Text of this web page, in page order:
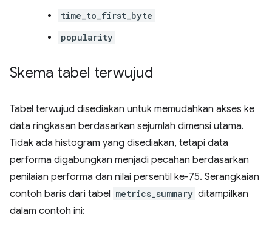
time_to_first_byte
popularity
Skema tabel terwujud
Tabel terwujud disediakan untuk memudahkan akses ke
data ringkasan berdasarkan sejumlah dimensi utama.
Tidak ada histogram yang disediakan, tetapi data
performa digabungkan menjadi pecahan berdasarkan
penilaian performa dan nilai persentil ke-75. Serangkaian
contoh baris dari tabel metrics_summary ditampilkan
dalam contoh ini: